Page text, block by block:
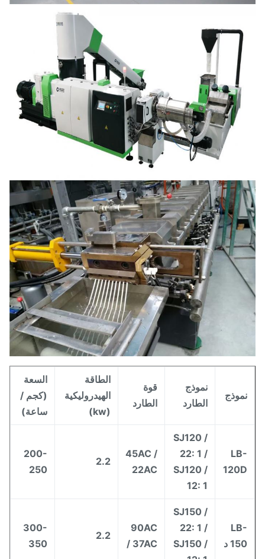
نموذج
الطارد
الطارد
الطاقة
الهيدروليكية
السعة
(كجم /
ساعة)
SJ120 /
22: 1 /
SJ120 /
12: 1
45AC /
22AC
2.2
200-
SJ150 /
22: 1 /
SJ150 /
90AC
/ 37AC
300-